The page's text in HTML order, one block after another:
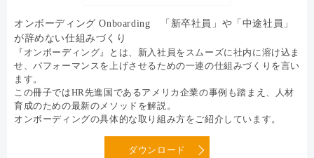
オンボーディング Onboarding 「新卒社員」や「中途社員」
が辞めない仕組みづくり
『オンボーディング』とは、新入社員をスムーズに社内に溶け込ま
せ、パフォーマンスを上げさせるための一連の仕組みづくりを言い
ます。
この冊子ではHR先進国であるアメリカ企業の事例も踏まえ、人材
育成のための最新のメソッドを解説。
オンボーディングの具体的な取り組み方をご紹介しています。
ダウンロード